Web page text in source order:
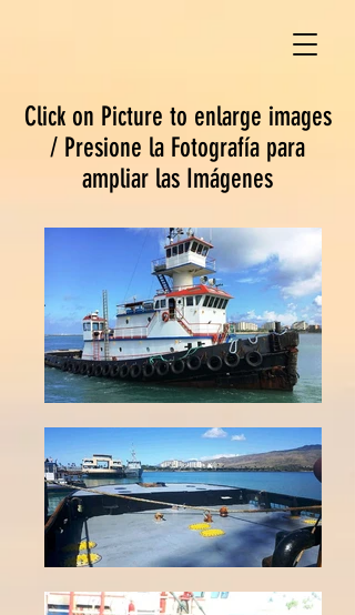
Click on Picture to enlarge images
/ Presione la Fotografía para
ampliar las Imágenes